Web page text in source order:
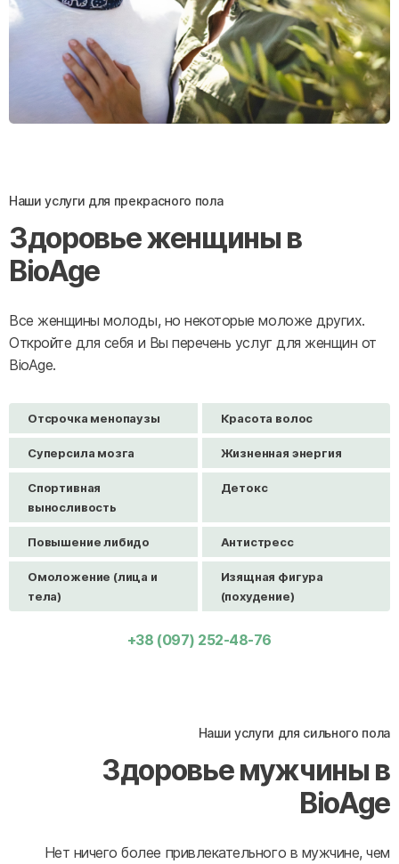
Наши услуги для прекрасного пола
Здоровье женщины в
BioAge
Все женщины молоды, но некоторые моложе других.
Откройте для себя и Вы перечень услуг для женщин от
BioAge.
Отсрочка менопаузы Красота волос
Суперсила мозга Жизненная энергия
Спортивная
выносливость
Детокс
Повышение либидо Антистресс
Омоложение (лица и
тела)
Изящная фигура
(похудение)
+38 (097) 252-48-76
Наши услуги для сильного пола
Здоровье мужчины в
BioAge
Нет ничего более привлекательного в мужчине, чем